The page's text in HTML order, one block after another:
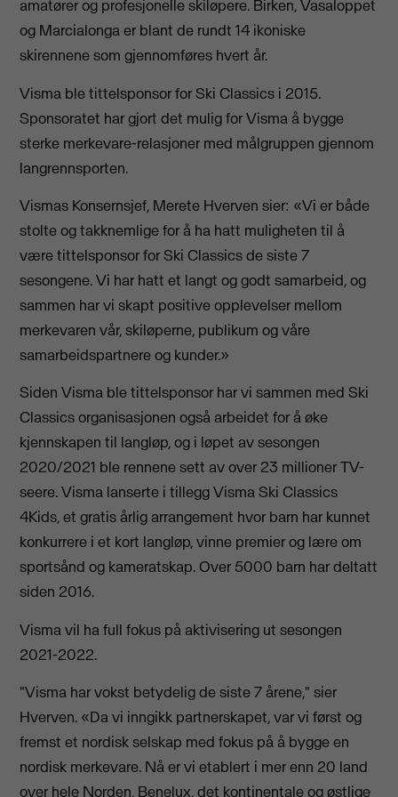
amatører og profesjonelle skiløpere. Birken, Vasaloppet
og Marcialonga er blant de rundt 14 ikoniske
skirennene som gjennomføres hvert år.
Visma ble tittelsponsor for Ski Classics i 2015.
Sponsoratet har gjort det mulig for Visma å bygge
sterke merkevare-relasjoner med målgruppen gjennom
langrennsporten.
Vismas Konsernsjef, Merete Hverven sier: «Vi er både
stolte og takknemlige for å ha hatt muligheten til å
være tittelsponsor for Ski Classics de siste 7
sesongene. Vi har hatt et langt og godt samarbeid, og
sammen har vi skapt positive opplevelser mellom
merkevaren vår, skiløperne, publikum og våre
samarbeidspartnere og kunder.»
Siden Visma ble tittelsponsor har vi sammen med Ski
Classics organisasjonen også arbeidet for å øke
kjennskapen til langløp, og i løpet av sesongen
2020/2021 ble rennene sett av over 23 millioner TV-
seere. Visma lanserte i tillegg Visma Ski Classics
4Kids, et gratis årlig arrangement hvor barn har kunnet
konkurrere i et kort langløp, vinne premier og lære om
sportsånd og kameratskap. Over 5000 barn har deltatt
siden 2016.
Visma vil ha full fokus på aktivisering ut sesongen
2021-2022.
"Visma har vokst betydelig de siste 7 årene," sier
Hverven. «Da vi inngikk partnerskapet, var vi først og
fremst et nordisk selskap med fokus på å bygge en
nordisk merkevare. Nå er vi etablert i mer enn 20 land
over hele Norden, Benelux, det kontinentale og østlige